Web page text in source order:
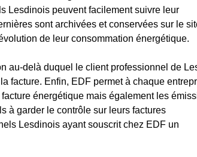
Lesdinois peuvent facilement suivre leur
sont archivées et conservées sur le
de leur consommation énergétique.
au-delà duquel le client professionnel de
facture. Enfin, EDF permet à chaque
énergétique mais également les
à garder le contrôle sur leurs factures
Lesdinois ayant souscrit chez EDF un